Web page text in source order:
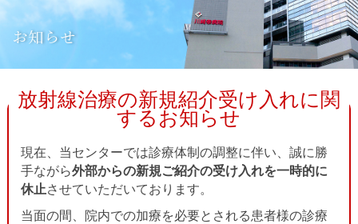
がんの基礎知識 がんの治療法
放射線治療の流れ
臓器ごとのがん治療
診療科のご案内
お知らせ
放射線治療の新規紹介受け入れに関
するお知らせ
現在、当センターでは診療体制の調整に伴い、誠に勝
手ながら外部からの新規ご紹介の受け入れを一時的に
休止させていただいております。
当面の間、院内での加療を必要とされる患者様の診療